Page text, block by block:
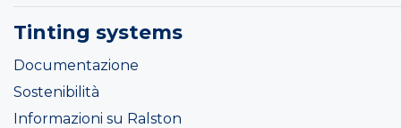
Tinting systems
Documentazione
Sostenibilità
Informazioni su Ralston